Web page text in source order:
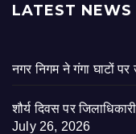
LATEST NEWS
नगर निगम ने गंगा घाटों
शौर्य दिवस पर
July 26, 2026